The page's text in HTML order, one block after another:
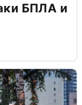
БПЛА и